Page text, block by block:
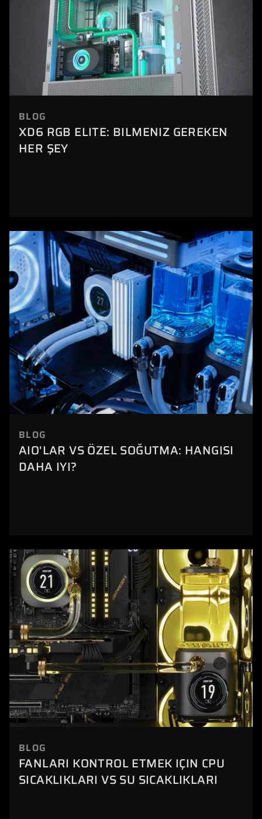
BLOG
XD6 RGB ELITE: BILMENIZ GEREKEN
HER ŞEY
BLOG
AIO'LAR VS ÖZEL SOĞUTMA: HANGISI
DAHA IYI?
BLOG
FANLARI KONTROL ETMEK IÇIN CPU
SICAKLIKLARI VS SU SICAKLIKLARI